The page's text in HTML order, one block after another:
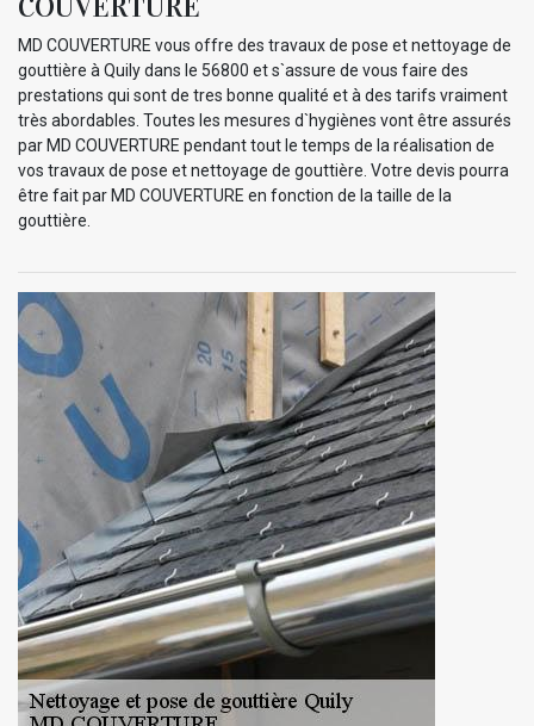
MD COUVERTURE vous offre des travaux de pose et nettoyage de
gouttière à Quily dans le 56800 et s`assure de vous faire des
prestations qui sont de tres bonne qualité et à des tarifs vraiment
très abordables. Toutes les mesures d`hygiènes vont être assurés
par MD COUVERTURE pendant tout le temps de la réalisation de
vos travaux de pose et nettoyage de gouttière. Votre devis pourra
être fait par MD COUVERTURE en fonction de la taille de la
gouttière.